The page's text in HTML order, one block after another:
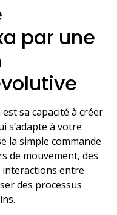
par une
est sa capacité à créer
s’adapte à votre
la simple commande
de mouvement, des
entre
des processus